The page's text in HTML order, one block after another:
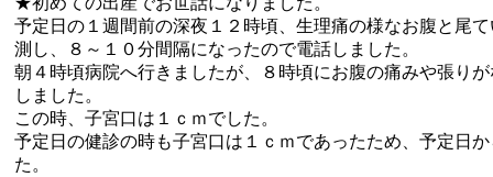
予定日の１週間前の深夜１２時頃、生理痛の様なお腹と尾
測し、８～１０分間隔になったので電話しました。
朝４時頃病院へ行きましたが、８時頃にお腹の痛みや張り
しました。
この時、子宮口は１ｃｍでした。
予定日の健診の時も子宮口は１ｃｍであったため、予定日
た。